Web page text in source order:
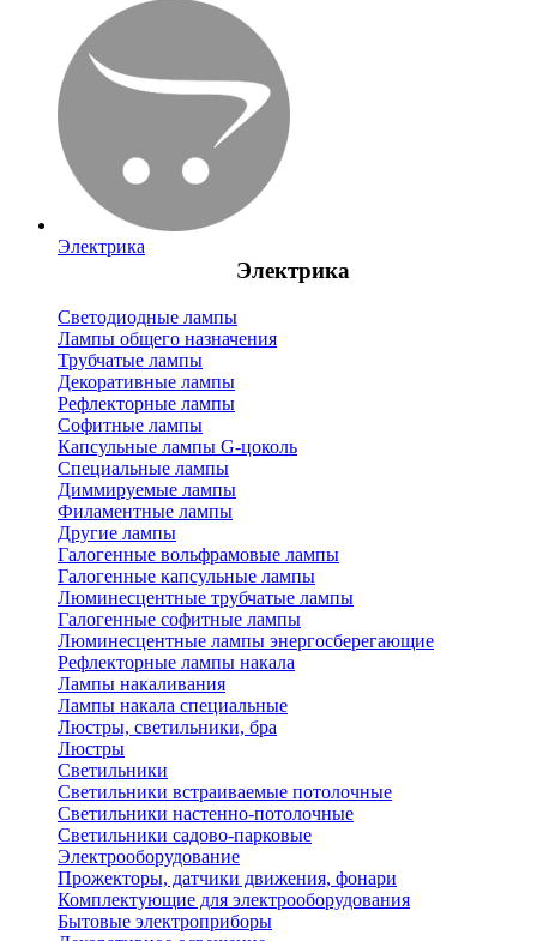
Электрика
Электрика
Светодиодные лампы
Лампы общего назначения
Трубчатые лампы
Декоративные лампы
Рефлекторные лампы
Софитные лампы
Капсульные лампы G-цоколь
Специальные лампы
Диммируемые лампы
Филаментные лампы
Другие лампы
Галогенные вольфрамовые лампы
Галогенные капсульные лампы
Люминесцентные трубчатые лампы
Галогенные софитные лампы
Люминесцентные лампы энергосберегающие
Рефлекторные лампы накала
Лампы накаливания
Лампы накала специальные
Люстры, светильники, бра
Люстры
Светильники
Светильники встраиваемые потолочные
Светильники настенно-потолочные
Светильники садово-парковые
Электрооборудование
Прожекторы, датчики движения, фонари
Комплектующие для электрооборудования
Бытовые электроприборы